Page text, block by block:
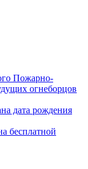
Пожарно-
огнеборцов
дата рождения
бесплатной